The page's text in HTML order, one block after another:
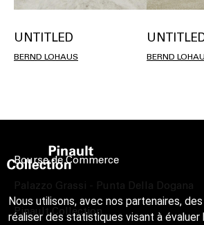
UNTITLED
BERND LOHAUS BERND
Bourse de Commerce
Palazzo Grassi - Punta Della Dogana
Pinault Collection
Nous utilisons, avec nos partenaires,
réaliser des statistiques visant à